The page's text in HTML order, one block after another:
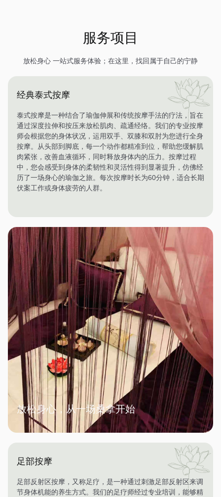
服务项目
放松身心 一站式服务体验；在这里，找回属于自己的宁静
经典泰式按摩
泰式按摩是一种结合了瑜伽伸展和传统按摩手法的疗法，旨在
通过深度拉伸和按压来放松肌肉、疏通经络。我们的专业按摩
师会根据您的身体状况，运用双手、双膝和双肘为您进行全身
按摩。从头部到脚底，每一个动作都精准到位，帮助您缓解肌
肉紧张，改善血液循环，同时释放身体内的压力。按摩过程
中，您会感受到身体的柔韧性和灵活性得到显著提升，仿佛经
历了一场身心的瑜伽之旅。每次按摩时长为60分钟，适合长期
伏案工作或身体疲劳的人群。
放松身心，从一场桑拿开始
足部按摩
足部反射区按摩，又称足疗，是一种通过刺激足部反射区来调
节身体机能的养生方式。我们的足疗师经过专业培训，能够精